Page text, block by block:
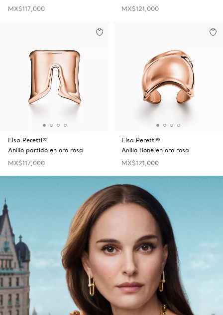
MX$117,000
MX$121,000
Elsa Peretti®
Anillo partido en oro rosa
MX$117,000
Elsa Peretti®
Anillo Bone en oro rosa
MX$121,000